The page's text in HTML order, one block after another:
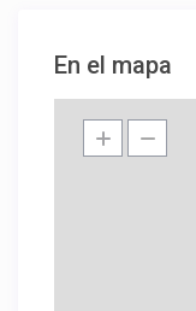
En el mapa